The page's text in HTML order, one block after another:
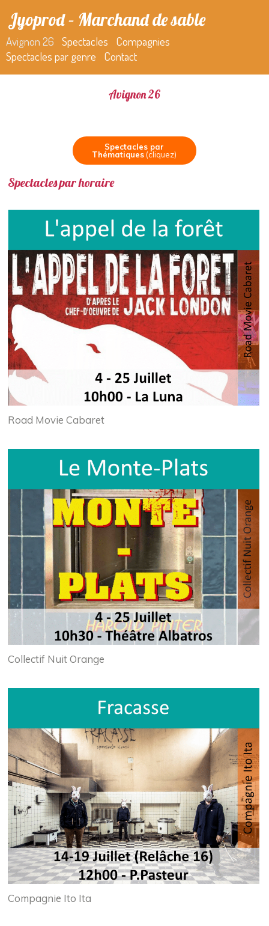
Jyoprod – Marchand de sable
Avignon 26 Spectacles Compagnies
Spectacles par genre Contact
Avignon 26
Spectacles par
Thématiques (cliquez)
Spectacles par horaire
Road Movie Cabaret
Collectif Nuit Orange
Compagnie Ito Ita